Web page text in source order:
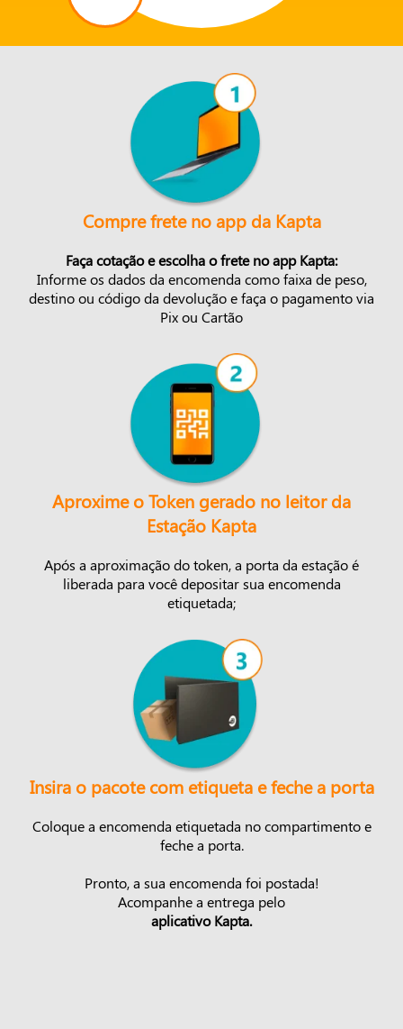
Compre frete no app da Kapta
Faça cotação e escolha o frete no app Kapta:
Informe os dados da encomenda como faixa de peso,
destino ou código da devolução e faça o pagamento via
Pix ou Cartão
Aproxime o Token gerado no leitor da
Estação Kapta
Após a aproximação do token, a porta da estação é
liberada para você depositar sua encomenda
etiquetada;
Insira o pacote com etiqueta e feche a porta
Coloque a encomenda etiquetada no compartimento e
feche a porta.
Pronto, a sua encomenda foi postada!
Acompanhe a entrega pelo
aplicativo Kapta.